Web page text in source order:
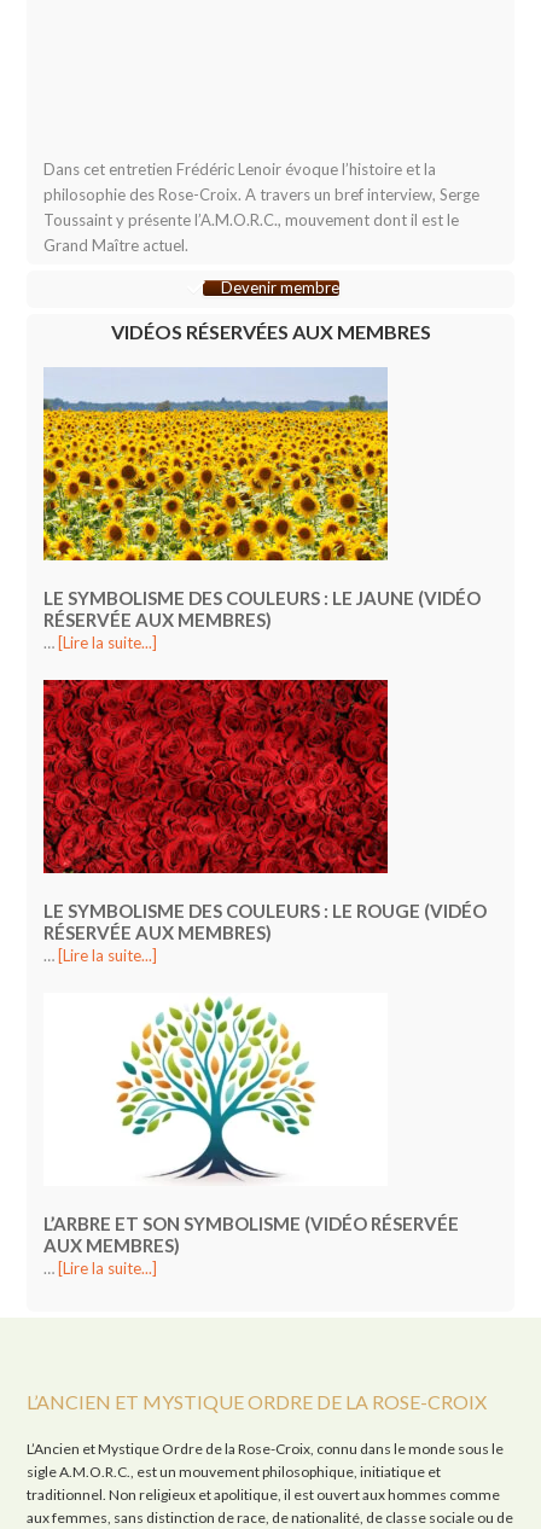
Dans cet entretien Frédéric Lenoir évoque l’histoire et la
philosophie des Rose-Croix. A travers un bref interview, Serge
Toussaint y présente l’A.M.O.R.C., mouvement dont il est le
Grand Maître actuel.
Devenir membre
VIDÉOS RÉSERVÉES AUX MEMBRES
LE SYMBOLISME DES COULEURS : LE JAUNE (VIDÉO
RÉSERVÉE AUX MEMBRES)
… [Lire la suite...]
LE SYMBOLISME DES COULEURS : LE ROUGE (VIDÉO
RÉSERVÉE AUX MEMBRES)
… [Lire la suite...]
L’ARBRE ET SON SYMBOLISME (VIDÉO RÉSERVÉE
AUX MEMBRES)
… [Lire la suite...]
L’ANCIEN ET MYSTIQUE ORDRE DE LA ROSE-CROIX
L’Ancien et Mystique Ordre de la Rose-Croix, connu dans le monde sous le
sigle A.M.O.R.C., est un mouvement philosophique, initiatique et
traditionnel. Non religieux et apolitique, il est ouvert aux hommes comme
aux femmes, sans distinction de race, de nationalité, de classe sociale ou de